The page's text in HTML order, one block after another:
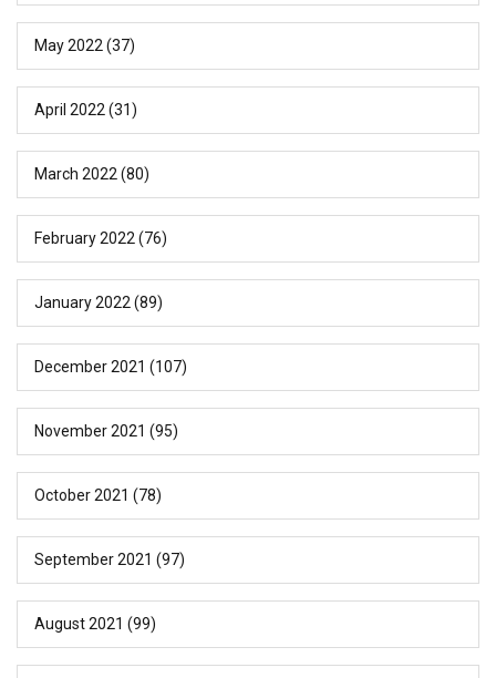
May 2022(37)
April 2022(31)
March 2022(80)
February 2022(76)
January 2022(89)
December 2021 (107)
November 2021 (95)
October 2021 (78)
September 2021 (97)
August 2021 (99)